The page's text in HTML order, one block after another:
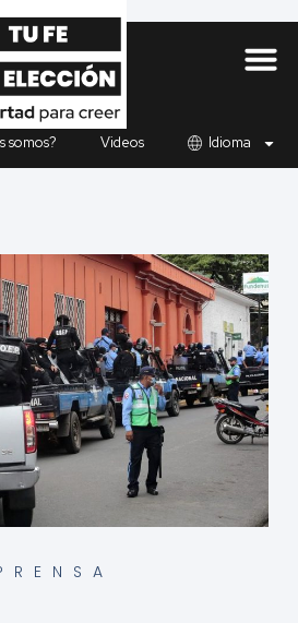
somos? Videos Idioma